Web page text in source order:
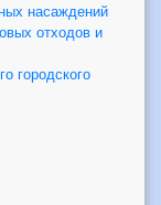
насаждений
отходов и
городского